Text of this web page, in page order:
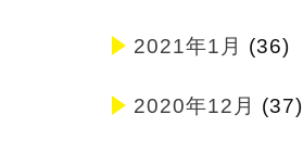
2021年1月 (36)
2020年12月 (37)